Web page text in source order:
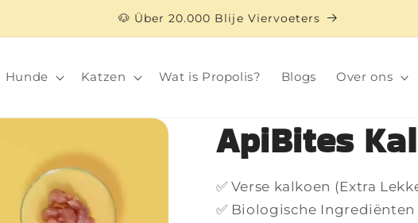
🐶 Über 20.000 Blije Viervoeters
Hunde Katzen Wat is Propolis? Blogs Over ons
ApiBites
✅ Verse kalkoen (Extra
✅ Biologische Ingrediënten